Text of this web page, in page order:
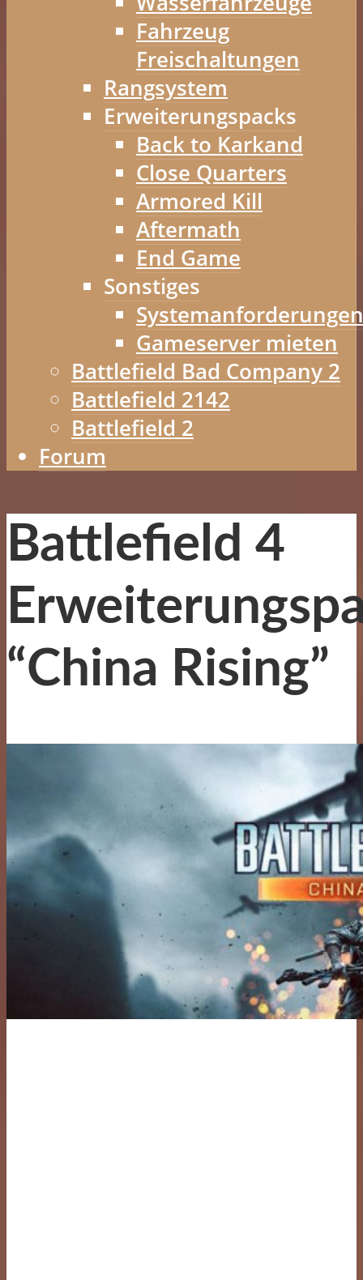
Fahrzeug
Freischaltungen
Rangsystem
Erweiterungspacks
Back to Karkand
Close Quarters
Armored Kill
Aftermath
End Game
Sonstiges
Systemanforderungen
Gameserver mieten
Battlefield Bad Company 2
Battlefield 2142
Battlefield 2
Forum
Battlefield 4
“China Rising”